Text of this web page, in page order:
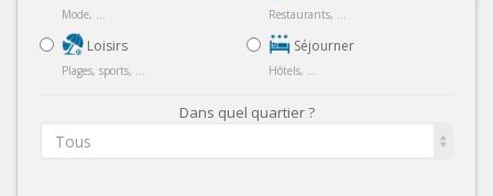
Mode, ...
Loisirs
Plages, sports, ...
Restaurants, ...
Séjourner
Hôtels, ...
Dans quel quartier ?
Tous